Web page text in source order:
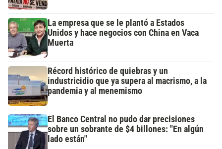
La empresa que se le plantó a Estados
Unidos y hace negocios con China en Vaca
Muerta
Récord histórico de quiebras y un
industricidio que ya supera al macrismo, a la
pandemia y al menemismo
El Banco Central no pudo dar precisiones
sobre un sobrante de $4 billones: "En algún
lado están"